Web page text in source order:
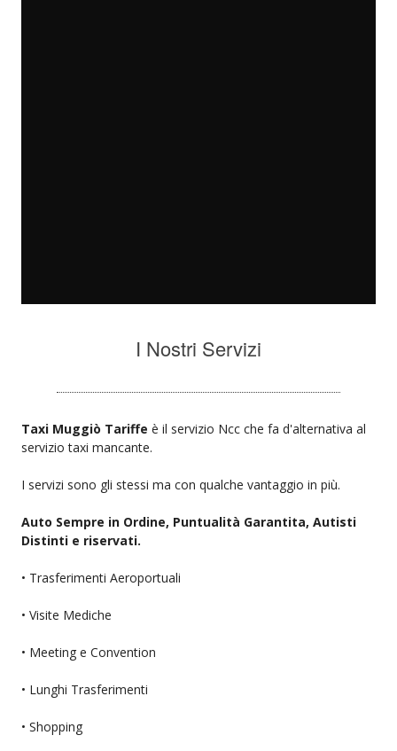
I Nostri Servizi
Taxi Muggiò Tariffe è il servizio Ncc che fa d'alternativa al
servizio taxi mancante.
I servizi sono gli stessi ma con qualche vantaggio in più.
Auto Sempre in Ordine, Puntualità Garantita, Autisti
Distinti e riservati.
• Trasferimenti Aeroportuali
• Visite Mediche
• Meeting e Convention
• Lunghi Trasferimenti
• Shopping